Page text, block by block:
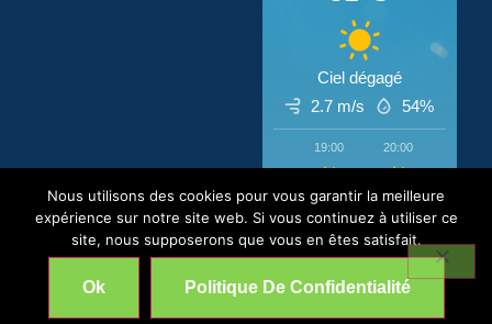
Ciel dégagé
2.7 m/s
54%
19:00
31°C
20:00
30°C 29°C
CIP © All Rights Reserved 2026
Nous utilisons des cookies pour vous garantir la meilleure
expérience sur notre site web. Si vous continuez à utiliser ce
site, nous supposerons que vous en êtes satisfait.
Ok Politique De Confidentialité